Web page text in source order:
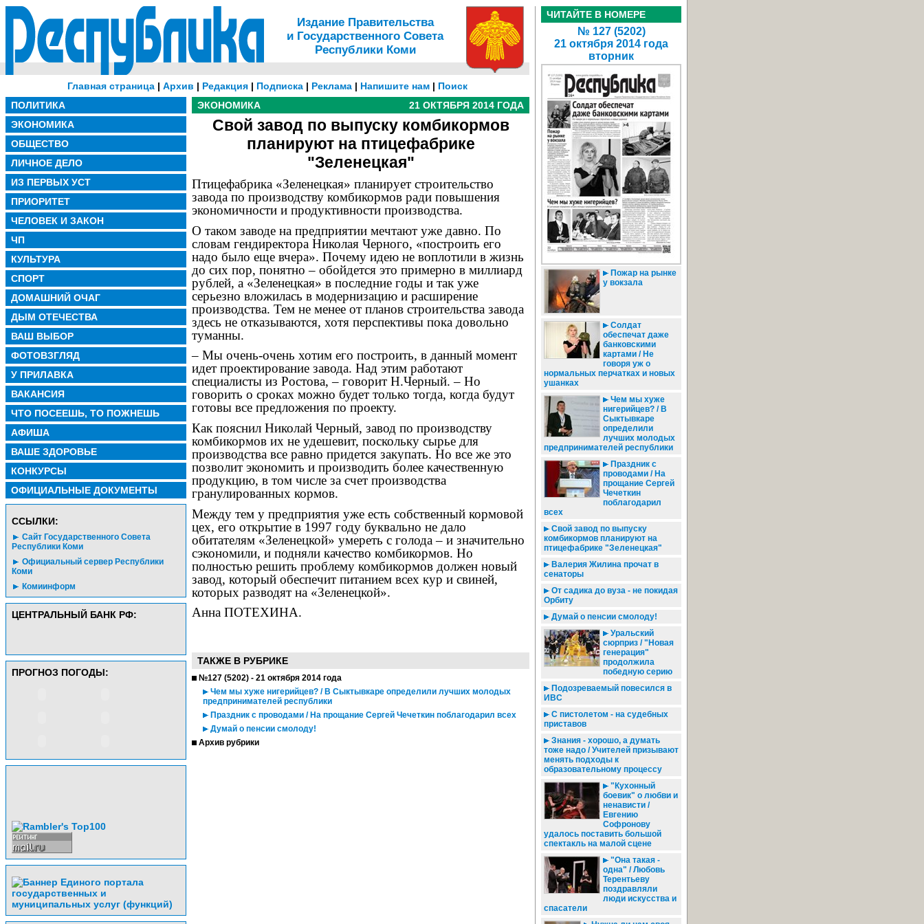
Издание Правительства
и Государственного Совета
Республики Коми
Главная страница | Архив | Редакция | Подписка | Реклама | Напишите нам | Поиск
ПОЛИТИКА
ЭКОНОМИКА
ОБЩЕСТВО
ЛИЧНОЕ ДЕЛО
ИЗ ПЕРВЫХ УСТ
ПРИОРИТЕТ
ЧЕЛОВЕК И ЗАКОН
ЧП
КУЛЬТУРА
СПОРТ
ДОМАШНИЙ ОЧАГ
ДЫМ ОТЕЧЕСТВА
ВАШ ВЫБОР
ФОТОВЗГЛЯД
У ПРИЛАВКА
ВАКАНСИЯ
ЧТО ПОСЕЕШЬ, ТО ПОЖНЕШЬ
АФИША
ВАШЕ ЗДОРОВЬЕ
КОНКУРСЫ
ОФИЦИАЛЬНЫЕ ДОКУМЕНТЫ
CСЫЛКИ:
Сайт Государственного Совета
Республики Коми
Официальный сервер Республики
Коми
Комиинформ
ЦЕНТРАЛЬНЫЙ БАНК РФ:
ПРОГНОЗ ПОГОДЫ:
ЭКОНОМИКА 21 ОКТЯБРЯ 2014 ГОДА
Свой завод по выпуску комбикормов
планируют на птицефабрике
"Зеленецкая"
Птицефабрика «Зеленецкая» планирует строительство
завода по производству комбикормов ради повышения
экономичности и продуктивности производства.
О таком заводе на предприятии мечтают уже давно. По
словам гендиректора Николая Черного, «построить его
надо было еще вчера». Почему идею не воплотили в жизнь
до сих пор, понятно – обойдется это примерно в миллиард
рублей, а «Зеленецкая» в последние годы и так уже
серьезно вложилась в модернизацию и расширение
производства. Тем не менее от планов строительства завода
здесь не отказываются, хотя перспективы пока довольно
туманны.
– Мы очень-очень хотим его построить, в данный момент
идет проектирование завода. Над этим работают
специалисты из Ростова, – говорит Н.Черный. – Но
говорить о сроках можно будет только тогда, когда будут
готовы все предложения по проекту.
Как пояснил Николай Черный, завод по производству
комбикормов их не удешевит, поскольку сырье для
производства все равно придется закупать. Но все же это
позволит экономить и производить более качественную
продукцию, в том числе за счет производства
гранулированных кормов.
Между тем у предприятия уже есть собственный кормовой
цех, его открытие в 1997 году буквально не дало
обитателям «Зеленецкой» умереть с голода – и значительно
сэкономили, и подняли качество комбикормов. Но
полностью решить проблему комбикормов должен новый
завод, который обеспечит питанием всех кур и свиней,
которых разводят на «Зеленецкой».
Анна ПОТЕХИНА.
ТАКЖЕ В РУБРИКЕ
№127 (5202) - 21 октября 2014 года
Чем мы хуже нигерийцев? / В Сыктывкаре определили лучших молодых
предпринимателей республики
Праздник с проводами / На прощание Сергей Чечеткин поблагодарил всех
Думай о пенсии смолоду!
Архив рубрики
ЧИТАЙТЕ В НОМЕРЕ
№ 127 (5202)
21 октября 2014 года
вторник
Пожар на рынке
у вокзала
Солдат
обеспечат даже
банковскими
картами / Не
говоря уж о
нормальных перчатках и новых
ушанках
Чем мы хуже
нигерийцев? / В
Сыктывкаре
определили
лучших молодых
предпринимателей республики
Праздник с
проводами / На
прощание Сергей
Чечеткин
поблагодарил
всех
Свой завод по выпуску
комбикормов планируют на
птицефабрике "Зеленецкая"
Валерия Жилина прочат в
сенаторы
От садика до вуза - не покидая
Орбиту
Думай о пенсии смолоду!
Уральский
сюрприз / "Новая
генерация"
продолжила
победную серию
Подозреваемый повесился в
ИВС
С пистолетом - на судебных
приставов
Знания - хорошо, а думать
тоже надо / Учителей призывают
менять подходы к
образовательному процессу
"Кухонный
боевик" о любви и
ненависти /
Евгению
Софронову
удалось поставить большой
спектакль на малой сцене
"Она такая -
одна" / Любовь
Терентьеву
поздравляли
люди искусства и
спасатели